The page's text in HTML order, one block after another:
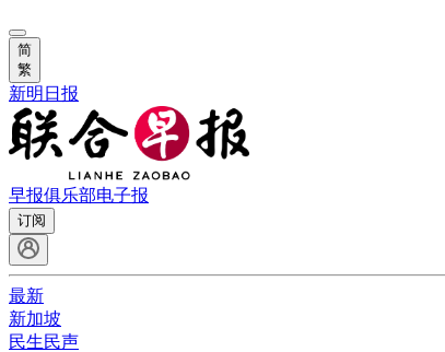
简
繁
新明日报
早报俱乐部电子报
订阅
最新
新加坡
民生民声